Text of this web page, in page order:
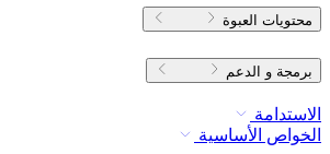
محتويات العبوة
برمجة و الدعم
الاستدامة
الخواص الأساسية